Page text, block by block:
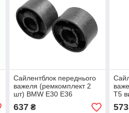
Сайлентблок переднього
важеля (ремкомплект 2
шт) BMW E30 E36
виробник Lemforder
637₴
T5
573